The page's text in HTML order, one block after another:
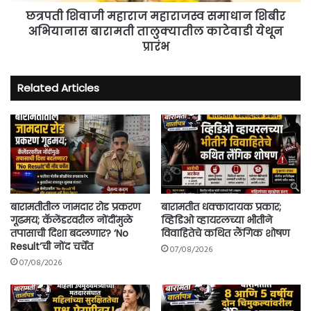
काटेवाडी
छत्रपती शिवाजी महाराज महाराजस्व समाधान शिबीर
अभियानास बारामती तालुक्यातील काटेवाडी येथून
प्रारंभ
Related Articles
बारामतीतील जामदार रोड प्रकरण
गूढमय; कॅलेंडरवरील नोंदींमुळे
तपासाची दिशा बदलणार? ‘No
Result’ची नोंद चर्चेत
07/08/2026
बारामतीत धक्कादायक प्रकार;
व्हिडिओ व्हायरलच्या भीतीने
विवाहितेचे कथित लैंगिक शोषण
07/08/2026